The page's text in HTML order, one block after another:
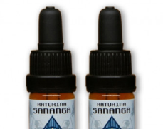
UHLÍKY FLOGA - malé
29,00 Kč